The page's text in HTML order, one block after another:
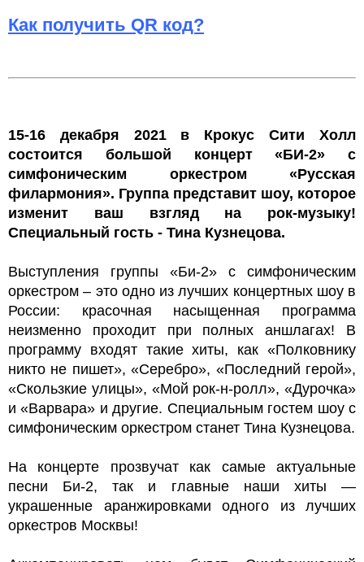
Как получить QR код?
15-16 декабря 2021 в Крокус Сити Холл
состоится большой концерт «БИ-2» с
симфоническим оркестром «Русская
филармония». Группа представит шоу, которое
изменит ваш взгляд на рок-музыку!
Специальный гость - Тина Кузнецова.
Выступления группы «Би-2» с симфоническим
оркестром – это одно из лучших концертных шоу в
России: красочная насыщенная программа
неизменно проходит при полных аншлагах! В
программу входят такие хиты, как «Полковнику
никто не пишет», «Серебро», «Последний герой»,
«Скользкие улицы», «Мой рок-н-ролл», «Дурочка»
и «Варвара» и другие. Специальным гостем шоу с
симфоническим оркестром станет Тина Кузнецова.
На концерте прозвучат как самые актуальные
песни Би-2, так и главные наши хиты —
украшенные аранжировками одного из лучших
оркестров Москвы!